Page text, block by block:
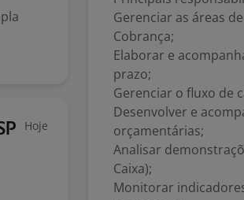
Hoje
Gerenciar as áreas
Cobrança;
Elaborar e
prazo;
Gerenciar o fluxo de
Desenvolver e
orçamentárias;
Analisar
Caixa);
Monitorar